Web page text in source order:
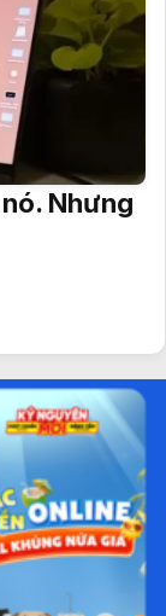
Nhưng